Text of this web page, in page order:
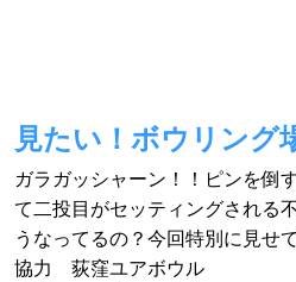
見たい！ボウリン
ガラガッシャーン！！ピンを倒
て二投目がセッティングされる
うなってるの？今回特別に見せ
協力 荻窪ユアボウル